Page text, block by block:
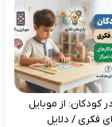
کودکان: از موبایل‌
فکری / دلایل